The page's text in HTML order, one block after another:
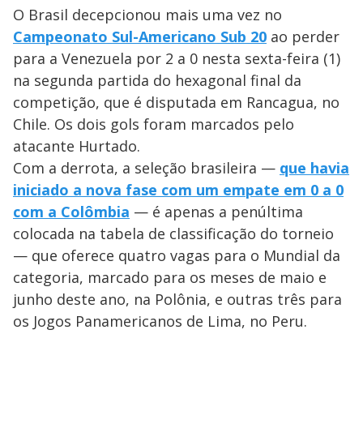
O Brasil decepcionou mais uma vez no
Campeonato Sul-Americano Sub 20 ao perder
para a Venezuela por 2 a 0 nesta sexta-feira (1)
na segunda partida do hexagonal final da
competição, que é disputada em Rancagua, no
Chile. Os dois gols foram marcados pelo
atacante Hurtado.
Com a derrota, a seleção brasileira — que havia
iniciado a nova fase com um empate em 0 a 0
com a Colômbia — é apenas a penúltima
colocada na tabela de classificação do torneio
— que oferece quatro vagas para o Mundial da
categoria, marcado para os meses de maio e
junho deste ano, na Polônia, e outras três para
os Jogos Panamericanos de Lima, no Peru.